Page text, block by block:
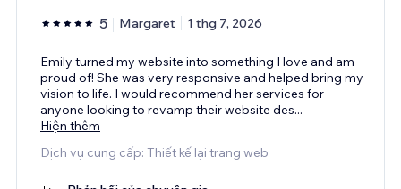
5 Margaret 1 thg 7, 2026
Emily turned my website into something I love and am
proud of! She was very responsive and helped bring my
vision to life. I would recommend her services for
anyone looking to revamp their website des...
Hiện thêm
Dịch vụ cung cấp: Thiết kế lại trang web